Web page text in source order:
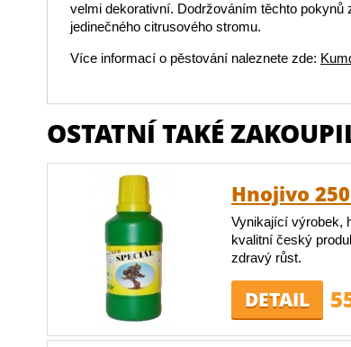
velmi dekorativní. Dodržováním těchto pokynů
jedinečného citrusového stromu.
Více informací o pěstování naleznete zde:
OSTATNÍ TAKÉ
Hnojivo
Vynikající výrobek,
kvalitní český
zdravý růst.
DETAIL